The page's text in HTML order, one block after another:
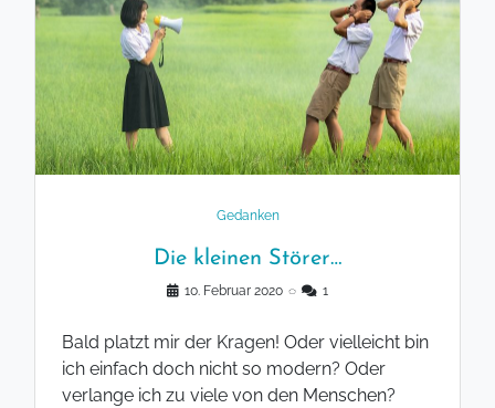
Gedanken
Die kleinen Störer…
10. Februar 2020 ◌ 1
Bald platzt mir der Kragen! Oder vielleicht bin
ich einfach doch nicht so modern? Oder
verlange ich zu viele von den Menschen?